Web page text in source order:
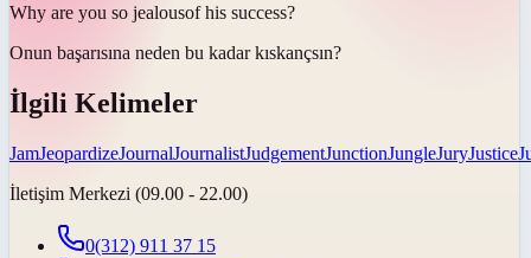
Why are you so jealousof his success?
Onun başarısına neden bu kadar kıskançsın?
İlgili Kelimeler
JamJeopardizeJournalJournalistJudgementJunctionJungleJuryJustice
İletişim Merkezi (09.00 - 22.00)
0(312) 911 37 15